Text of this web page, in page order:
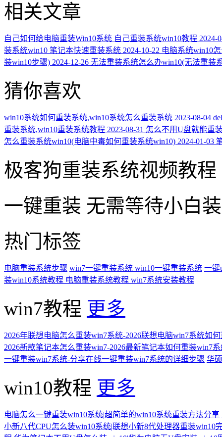
相关文章
自己如何给电脑重装Win10系统 自己重装系统win10教程 2024-
装系统win10 笔记本快速重装系统 2024-10-22 电脑系统win10
装win10步骤) 2024-12-26 无法重装系统怎么办win10(无法重装
猜你喜欢
win10系统如何重装系统,win10系统怎么重装系统 2023-08-04
重装系统,win10重装系统教程 2023-08-31 怎么不用U盘就能重
怎么重装系统win10(电脑中毒如何重装系统win10) 2024-01-03
极客狗重装系统视频教程
一键重装 无需等待小白
热门标签
电脑重装系统步骤 win7一键重装系统 win10一键重装系统 一键
装win10系统教程 电脑重装系统教程 win7系统安装教程
win7教程 更多
2026年联想电脑怎么重装win7系统-2026联想电脑win7系统如
2026新款笔记本怎么重装win7-2026最新笔记本如何重装win7
一键重装win7系统-分享在线一键重装win7系统的详细步骤 华
win10教程 更多
电脑怎么一键重装win10系统|超简单的win10系统重装方法分享
小新八代CPU怎么装win10系统|联想小新8代处理器重装win10